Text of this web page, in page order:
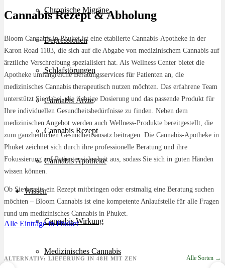
Chronische Migräne
Depressionen
Schlafstörungen
Cannabis Ärzte
Cannabis Rezept
Cannabis Apotheke
Wissen
Cannabis Wirkung
Medizinisches Cannabis
Cannabis Rezept & Abholung
Bloom Cannabis in Phuket ist eine etablierte Cannabis-Apotheke in der
Karon Road 1183, die sich auf die Abgabe von medizinischem Cannabis auf
ärztliche Verschreibung spezialisiert hat. Als Wellness Center bietet die
Apotheke umfangreiche Beratungsservices für Patienten an, die
medizinisches Cannabis therapeutisch nutzen möchten. Das erfahrene Team
unterstützt Sie dabei, die richtige Dosierung und das passende Produkt für
Ihre individuellen Gesundheitsbedürfnisse zu finden. Neben dem
medizinischen Angebot werden auch Wellness-Produkte bereitgestellt, die
zum ganzheitlichen Gesundheitsansatz beitragen. Die Cannabis-Apotheke in
Phuket zeichnet sich durch ihre professionelle Beratung und ihre
Fokussierung auf Patientensicherheit aus, sodass Sie sich in guten Händen
wissen können.
Ob Sie bereits ein Rezept mitbringen oder erstmalig eine Beratung suchen
möchten – Bloom Cannabis ist eine kompetente Anlaufstelle für alle Fragen
rund um medizinisches Cannabis in Phuket.
Alle Einträge in Phuket
ALTERNATIV: LIEFERUNG IN 48H MIT ZEN Alle Sorten →